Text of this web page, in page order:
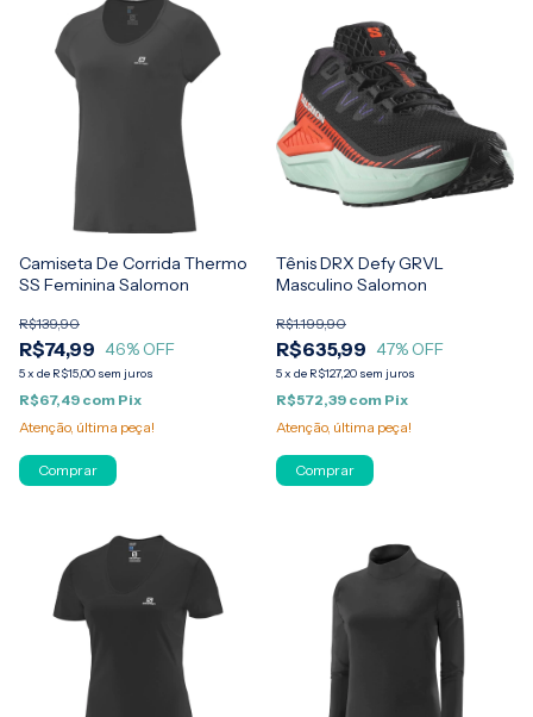
Camiseta De Corrida Thermo
SS Feminina Salomon
R$74,99
R$139,90
46% OFF
5x de R$15,00 sem juros
R$67,49 com Pix
Atenção, última peça!
Comprar
Tênis DRX Defy GRVL
Masculino Salomon
R$635,99
R$1.199,90
47% OFF
5x de R$127,20 sem juros
R$572,39 com Pix
Atenção, última peça!
Comprar